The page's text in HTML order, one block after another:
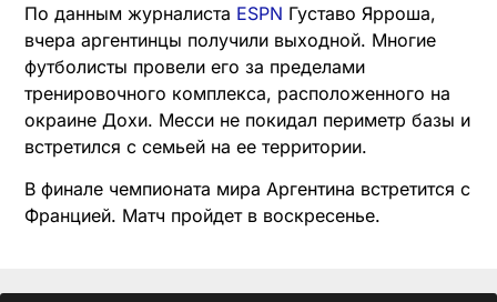
По данным журналиста ESPN Густаво Ярроша,
вчера аргентинцы получили выходной. Многие
футболисты провели его за пределами
тренировочного комплекса, расположенного на
окраине Дохи. Месси не покидал периметр базы и
встретился с семьей на ее территории.
В финале чемпионата мира Аргентина встретится с
Францией. Матч пройдет в воскресенье.